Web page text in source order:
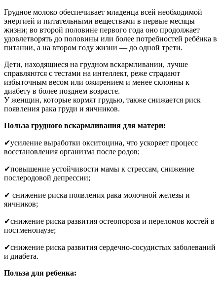
Грудное молоко обеспечивает младенца всей необходимой
энергией и питательными веществами в первые месяцы
жизни; во второй половине первого года оно продолжает
удовлетворять до половины или более потребностей ребёнка в
питании, а на втором году жизни — до одной трети.
Дети, находящиеся на грудном вскармливании, лучше
справляются с тестами на интеллект, реже страдают
избыточным весом или ожирением и менее склонны к
диабету в более позднем возрасте.
У женщин, которые кормят грудью, также снижается риск
появления рака груди и яичников.
Польза грудного вскармливания для матери:
✔усиление выработки окситоцина, что ускоряет процесс
восстановления организма после родов;
✔повышение устойчивости мамы к стрессам, снижение
послеродовой депрессии;
✔ снижение риска появления рака молочной железы и
яичников;
✔снижение риска развития остеопороза и переломов костей в
постменопаузе;
✔снижение риска развития сердечно-сосудистых заболеваний
и диабета.
Польза для ребенка: